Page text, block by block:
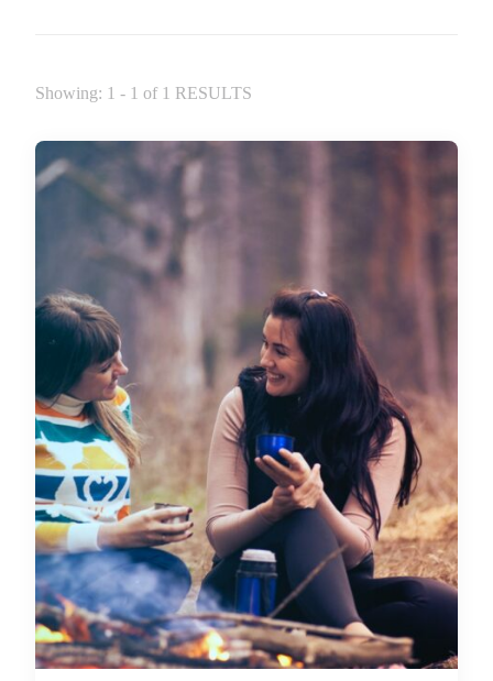
Showing: 1 - 1 of 1 RESULTS